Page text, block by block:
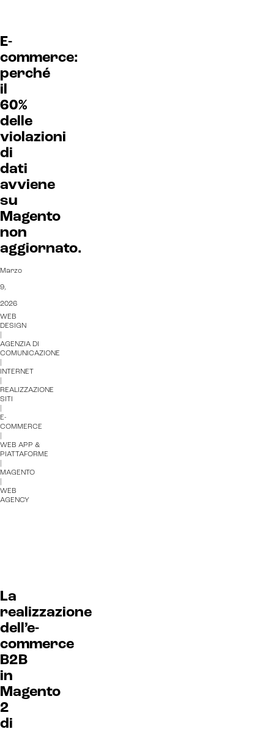
E-
commerce:
perché
il
60%
delle
violazioni
di
dati
avviene
su
Magento
non
aggiornato.
Marzo
9,
2026
WEB
DESIGN
AGENZIA DI
COMUNICAZIONE
INTERNET
REALIZZAZIONE
SITI
E-
COMMERCE
WEB APP &
PIATTAFORME
MAGENTO
WEB
AGENCY
La
realizzazione
dell’e-
commerce
B2B
in
Magento
2
di